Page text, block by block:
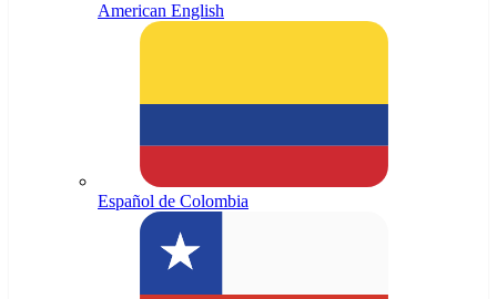
American English
Español de Colombia